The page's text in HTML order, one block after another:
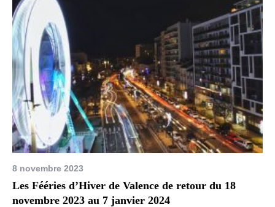
8 novembre 2023
Les Fééries d’Hiver de Valence de retour du 18
novembre 2023 au 7 janvier 2024